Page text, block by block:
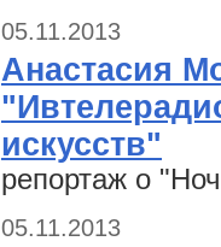
05.11.2013
Анастасия
искусств"
репортаж о
05.11.2013